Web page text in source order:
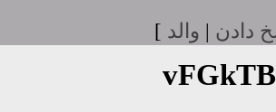
دادن | والد ]